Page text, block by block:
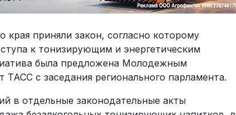
края приняли закон, согласно которому
к тонизирующим и энергетическим
была предложена Молодежным
с заседания регионального парламента.
в отдельные законодательные акты